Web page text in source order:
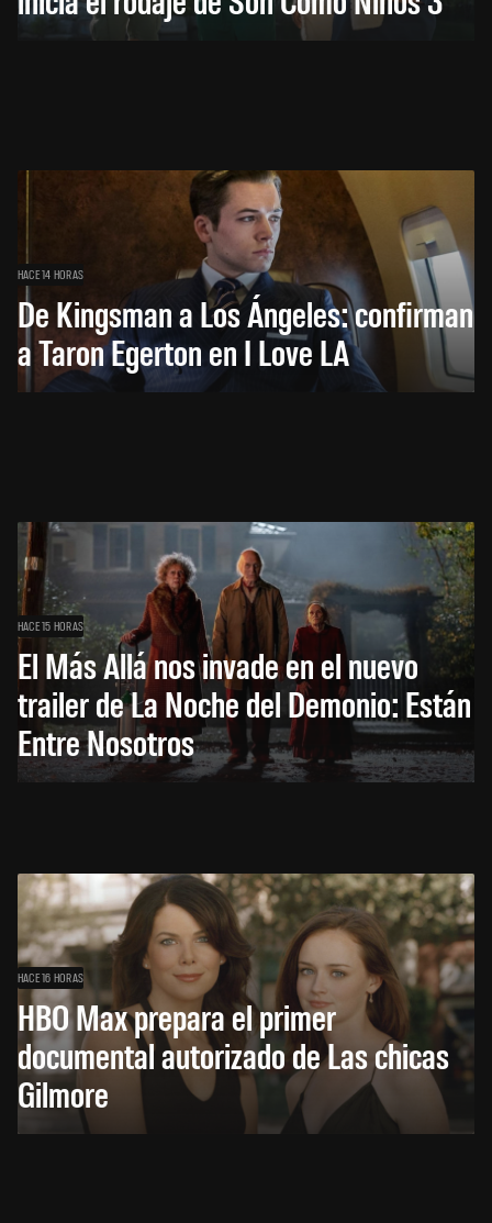
HACE 14 HORAS
De Kingsman a Los Ángeles: confirman
a Taron Egerton en I Love LA
HACE 15 HORAS
El Más Allá nos invade en el nuevo
trailer de La Noche del Demonio: Están
Entre Nosotros
HACE 16 HORAS
HBO Max prepara el primer
documental autorizado de Las chicas
Gilmore